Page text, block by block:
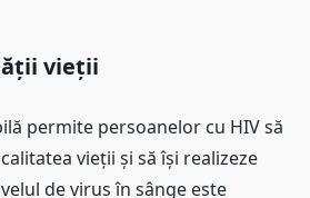
vieții
permite persoanelor cu HIV să
vieții și să își realizeze
de virus în sânge este